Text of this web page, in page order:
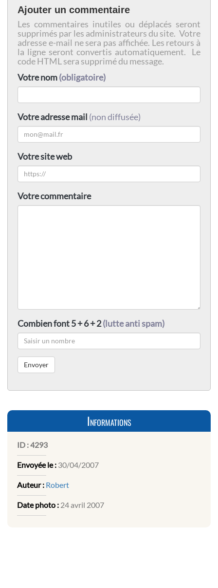
Ajouter un commentaire
Les commentaires inutiles ou déplacés seront
supprimés par les administrateurs du site. Votre
adresse e-mail ne sera pas affichée. Les retours à
la ligne seront convertis automatiquement. Le
code HTML sera supprimé du message.
Votre nom(obligatoire)
Votre adresse mail (non diffusée)
Votre site web
Votre commentaire
Combien font 5 + 6 + 2(lutte anti spam)
Informations
ID :4293
Envoyée le : 30/04/2007
Auteur : Robert
Date photo : 24 avril 2007